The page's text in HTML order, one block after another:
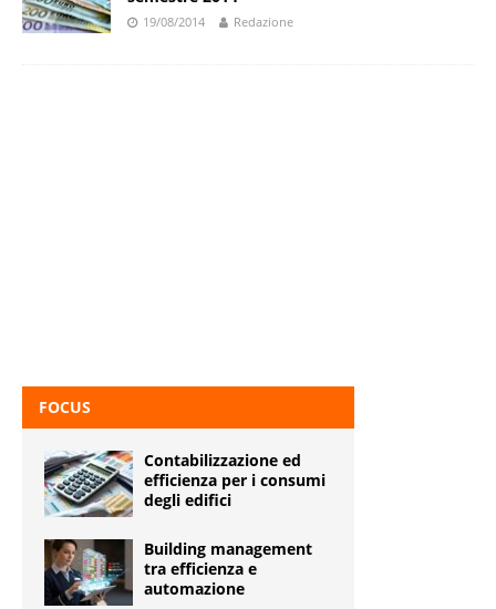
19/08/2014 Redazione
FOCUS
Contabilizzazione ed
efficienza per i consumi
degli edifici
Building management
tra efficienza e
automazione